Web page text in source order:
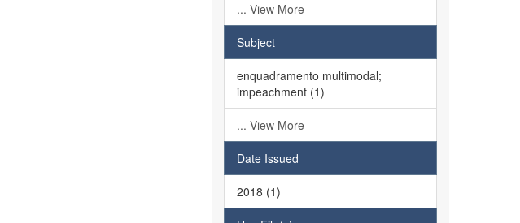
... View More
Subject
enquadramento multimodal;
impeachment (1)
... View More
Date Issued
2018 (1)